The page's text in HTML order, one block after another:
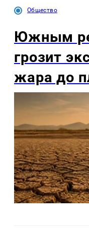
Общество
Южным
грозит
жара до